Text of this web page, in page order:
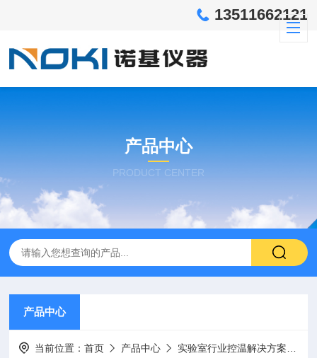
13511662121
产品中心
PRODUCT CENTER
产品中心
当前位置：首页 产品中心 实验室行业控温解决方案